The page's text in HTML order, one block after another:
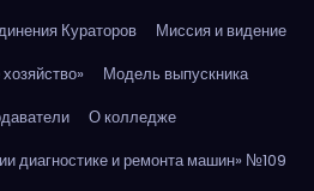
Кураторов
Миссия и видение
Модель выпускника
О колледже
диагностике и ремонта машин» №109